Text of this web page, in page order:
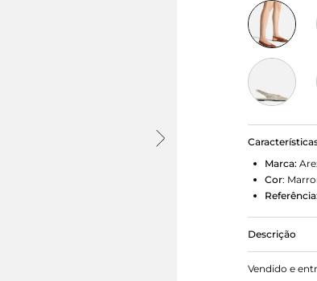
Marca:
Cor:
Referência:
Descrição
Sapatilha
fina. Traz
Vendido e